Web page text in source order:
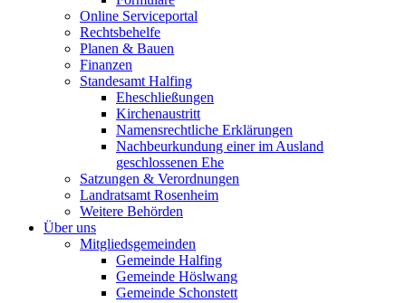
Online Serviceportal
Rechtsbehelfe
Planen & Bauen
Finanzen
Standesamt Halfing
Eheschließungen
Kirchenaustritt
Namensrechtliche Erklärungen
Nachbeurkundung einer im Ausland
geschlossenen Ehe
Satzungen & Verordnungen
Landratsamt Rosenheim
Weitere Behörden
Über uns
Mitgliedsgemeinden
Gemeinde Halfing
Gemeinde Höslwang
Gemeinde Schonstett